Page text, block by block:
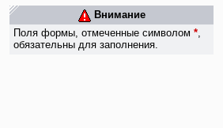
Внимание
Поля формы, отмеченные символом*,
обязательны для заполнения.